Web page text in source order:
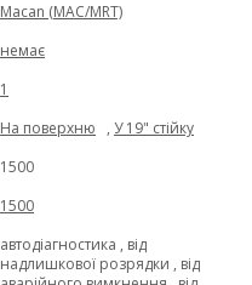
Macan (MAC/MRT)
немає
1
На поверхню , У 19" стійку
1500
1500
автодіагностика , від
надлишкової розрядки , від